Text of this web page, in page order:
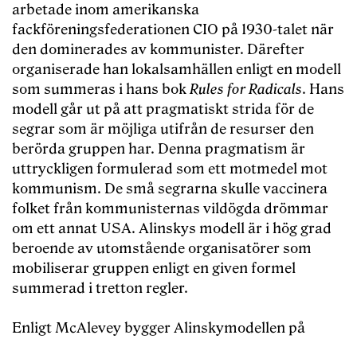
arbetade inom amerikanska
fackföreningsfederationen CIO på 1930-talet när
den dominerades av kommunister. Därefter
organiserade han lokalsamhällen enligt en modell
som summeras i hans bokRules for Radicals. Hans
modell går ut på att pragmatiskt strida för de
segrar som är möjliga utifrån de resurser den
berörda gruppen har. Denna pragmatism är
uttryckligen formulerad som ett motmedel mot
kommunism. De små segrarna skulle vaccinera
folket från kommunisternas vildögda drömmar
om ett annat USA. Alinskys modell är i hög grad
beroende av utomstående organisatörer som
mobiliserar gruppen enligt en given formel
summerad i tretton regler.
Enligt McAlevey bygger Alinskymodellen på